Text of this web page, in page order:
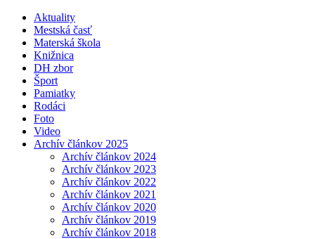
Aktuality
Mestská časť
Materská škola
Knižnica
DH zbor
Šport
Pamiatky
Rodáci
Foto
Video
Archív článkov 2025
Archív článkov 2024
Archív článkov 2023
Archív článkov 2022
Archív článkov 2021
Archív článkov 2020
Archív článkov 2019
Archív článkov 2018